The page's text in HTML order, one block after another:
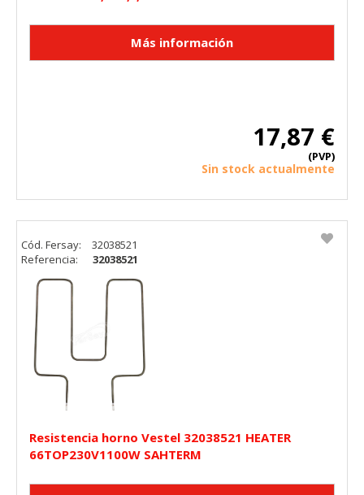
17,87 €
(PVP)
Sin stock actualmente
Resistencia horno Vestel 32038521 HEATER
66TOP230V1100W SAHTERM
Cód. Fersay:
32038521
Referencia:
32038521